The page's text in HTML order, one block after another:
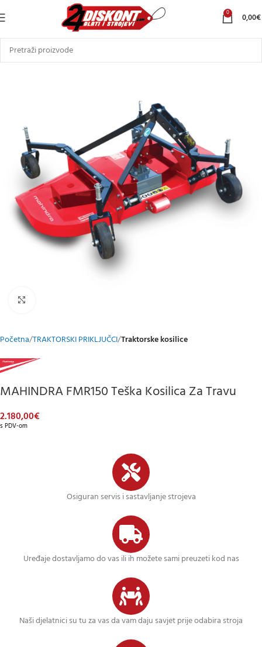
0 0,00€
Početna TRAKTORSKI PRIKLJUČCI Traktorske kosilice
MAHINDRA FMR150 Teška Kosilica Za Travu
2.180,00€
s PDV-om
Osiguran servis i sastavljanje strojeva
Uređaje dostavljamo do vas ili ih možete sami preuzeti kod nas
Naši djelatnici su tu za vas da vam daju savjet prije odabira stroja